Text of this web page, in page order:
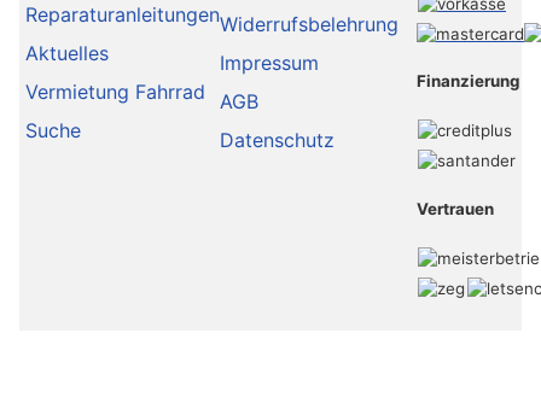
Reparaturanleitungen
Aktuelles
Vermietung Fahrrad
Suche
Widerrufsbelehrung
Impressum
AGB
Datenschutz
Finanzierung
Vertrauen